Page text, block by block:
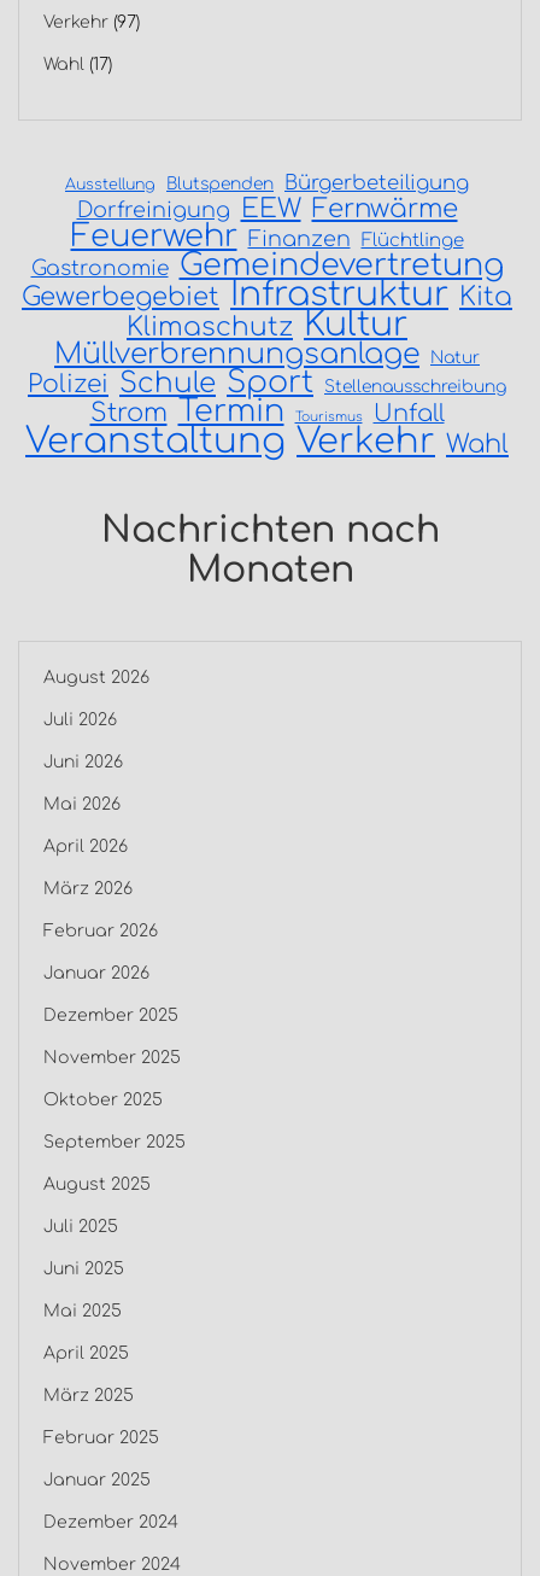
Verkehr (97)
Wahl (17)
Ausstellung Blutspenden Bürgerbeteiligung
Dorfreinigung EEW Fernwärme
Feuerwehr Finanzen Flüchtlinge
Gastronomie Gemeindevertretung
Gewerbegebiet Infrastruktur Kita
Klimaschutz Kultur
Müllverbrennungsanlage Natur
Polizei Schule Sport Stellenausschreibung
Strom Termin Tourismus Unfall
Veranstaltung Verkehr Wahl
Nachrichten nach
Monaten
August 2026
Juli 2026
Juni 2026
Mai 2026
April 2026
März 2026
Februar 2026
Januar 2026
Dezember 2025
November 2025
Oktober 2025
September 2025
August 2025
Juli 2025
Juni 2025
Mai 2025
April 2025
März 2025
Februar 2025
Januar 2025
Dezember 2024
November 2024